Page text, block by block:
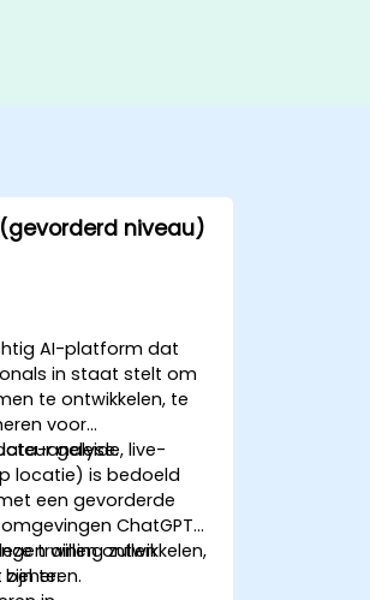
niveau)
AI-platform dat
in staat stelt om
te ontwikkelen, te
voor
analyse.
geleide, live-
locatie) is bedoeld
een gevorderde
ChatGPT-
willen ontwikkelen,
training zullen
te: